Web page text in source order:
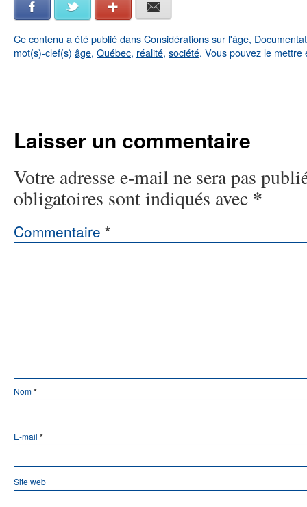
Facebook Twitter Google+
Ce contenu a été publié dansConsidérations sur l'âge,
mot(s)-clef(s) âge, Québec, réalité, société. Vous pouvez le
Laisser un commentaire
Votre adresse e-mail ne sera pas
obligatoires sont indiqués avec *
Commentaire *
Nom*
E-mail *
Site web